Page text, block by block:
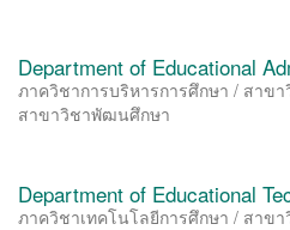
Department of Educational
ภาควิชาการบริหารการศึกษา / สาข
สาขาวิชาพัฒนศึกษา
Department of Educational
ภาควิชาเทคโนโลยีการศึกษา / สาข